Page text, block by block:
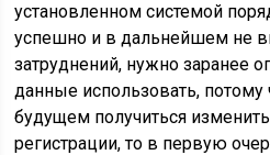
установленном системой
успешно и в дальнейшем не
затруднений, нужно заранее
данные использовать, потому
будущем получиться
регистрации, то в первую